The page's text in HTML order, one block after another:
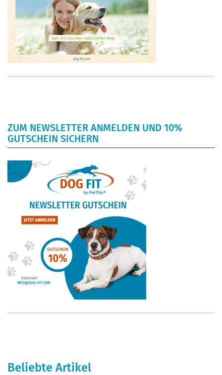
ZUM NEWSLETTER ANMELDEN UND 10%
GUTSCHEIN SICHERN
Beliebte Artikel